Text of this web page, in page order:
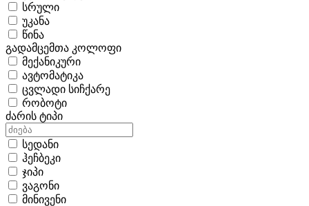
სრული
უკანა
წინა
გადამცემთა კოლოფი
მექანიკური
ავტომატიკა
ცვლადი სიჩქარე
რობოტი
ძარის ტიპი
სედანი
ჰეჩბეკი
ჯიპი
ვაგონი
მინივენი